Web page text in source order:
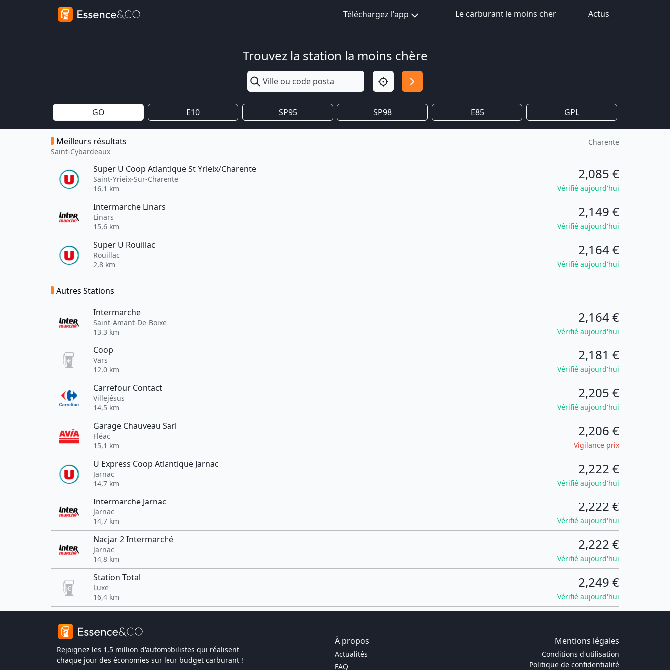
Téléchargez l'app Le carburant le moins cher Actus
Trouvez la station la moins chère
GO E10 SP95 SP98 E85 GPL
Meilleurs résultats
Saint-Cybardeaux
Charente
Super U Coop Atlantique St Yrieix/Charente
Saint-Yrieix-Sur-Charente
16,1 km
2,085 €
Vérifié aujourd'hui
Intermarche Linars
Linars
15,6 km
2,149 €
Vérifié aujourd'hui
Super U Rouillac
Rouillac
2,8 km
2,164 €
Vérifié aujourd'hui
Autres Stations
Intermarche
Saint-Amant-De-Boixe
13,3 km
2,164 €
Vérifié aujourd'hui
Coop
Vars
12,0 km
2,181 €
Vérifié aujourd'hui
Carrefour Contact
Villejésus
14,5 km
2,205 €
Vérifié aujourd'hui
Garage Chauveau Sarl
Fléac
15,1 km
2,206 €
Vigilance prix
U Express Coop Atlantique Jarnac
Jarnac
14,7 km
2,222 €
Vérifié aujourd'hui
Intermarche Jarnac
Jarnac
14,7 km
2,222 €
Vérifié aujourd'hui
Nacjar 2 Intermarché
Jarnac
14,8 km
2,222 €
Vérifié aujourd'hui
Station Total
Luxe
16,4 km
2,249 €
Vérifié aujourd'hui
Rejoignez les 1,5 million d'automobilistes qui réalisent
chaque jour des économies sur leur budget carburant !
À propos Mentions légales
Actualités
FAQ
Conditions d'utilisation
Politique de confidentialité